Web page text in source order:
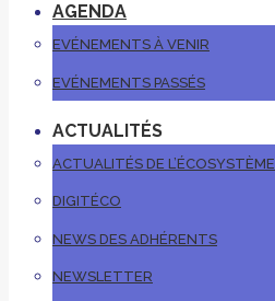
AGENDA
EVÉNEMENTS À VENIR
EVÉNEMENTS PASSÉS
ACTUALITÉS
ACTUALITÉS DE L’ÉCOSYSTÈME
DIGITÉCO
NEWS DES ADHÉRENTS
NEWSLETTER